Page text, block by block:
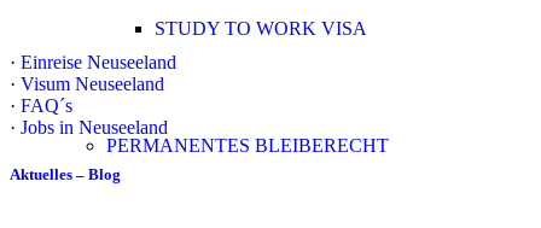
STUDY TO WORK VISA
PERMANENTES BLEIBERECHT
· Einreise Neuseeland
· Visum Neuseeland
· FAQ´s
· Jobs in Neuseeland
Aktuelles – Blog